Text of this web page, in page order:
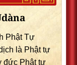
Phật Tự
là Phật tự
đức Phật tự